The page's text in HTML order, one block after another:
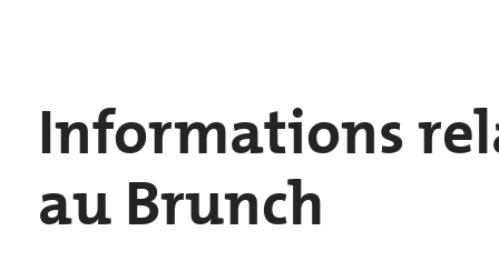
Informations
au Brunch